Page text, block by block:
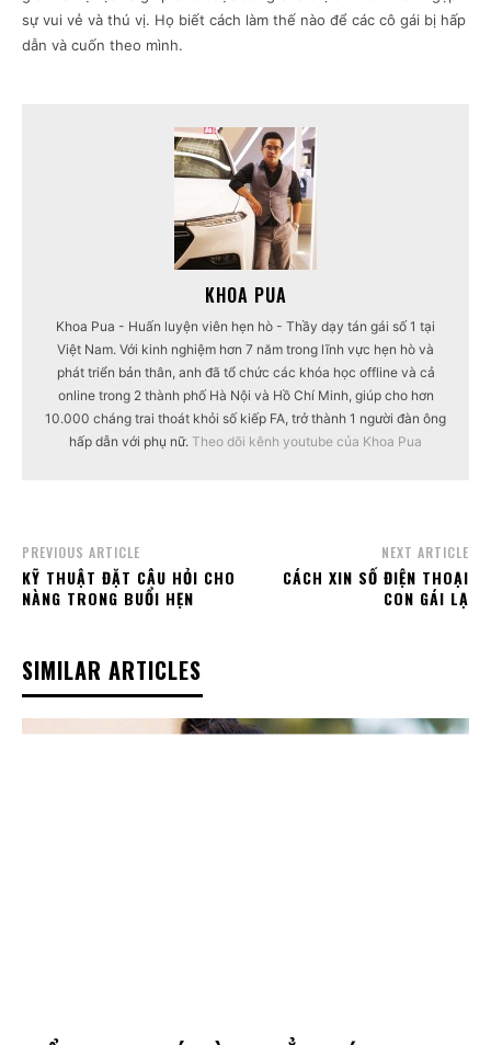
sự vui vẻ và thú vị. Họ biết cách làm thế nào để các cô gái bị hấp
dẫn và cuốn theo mình.
KHOA PUA
Khoa Pua - Huấn luyện viên hẹn hò - Thầy dạy tán gái số 1 tại
Việt Nam. Với kinh nghiệm hơn 7 năm trong lĩnh vực hẹn hò và
phát triển bản thân, anh đã tổ chức các khóa học offline và cả
online trong 2 thành phố Hà Nội và Hồ Chí Minh, giúp cho hơn
10.000 cháng trai thoát khỏi số kiếp FA, trở thành 1 người đàn ông
hấp dẫn với phụ nữ. Theo dõi kênh youtube của Khoa Pua
PREVIOUS ARTICLE
KỸ THUẬT ĐẶT CÂU HỎI CHO
NÀNG TRONG BUỔI HẸN
NEXT ARTICLE
CÁCH XIN SỐ ĐIỆN THOẠI
CON GÁI LẠ
SIMILAR ARTICLES